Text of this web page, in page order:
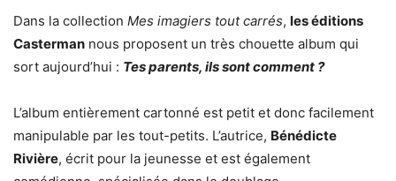
Dans la collection Mes imagiers tout carrés, les éditions
Casterman nous proposent un très chouette album qui
sort aujourd’hui : Tes parents, ils sont comment ?
L’album entièrement cartonné est petit et donc facilement
manipulable par les tout-petits. L’autrice, Bénédicte
Rivière, écrit pour la jeunesse et est également